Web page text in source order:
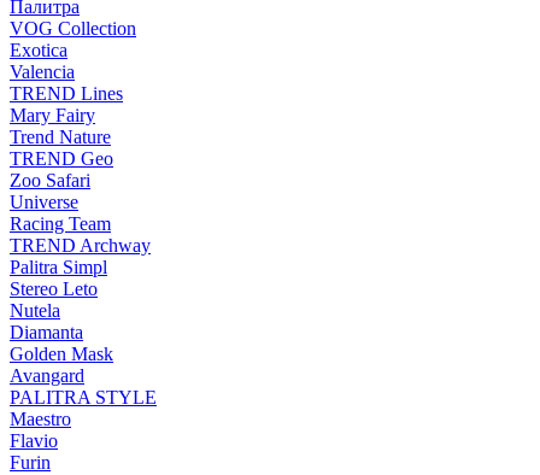
Палитра
VOG Collection
Exotica
Valencia
TREND Lines
Mary Fairy
Trend Nature
TREND Geo
Zoo Safari
Universe
Racing Team
TREND Archway
Palitra Simpl
Stereo Leto
Nutela
Diamanta
Golden Mask
Avangard
PALITRA STYLE
Maestro
Flavio
Furin